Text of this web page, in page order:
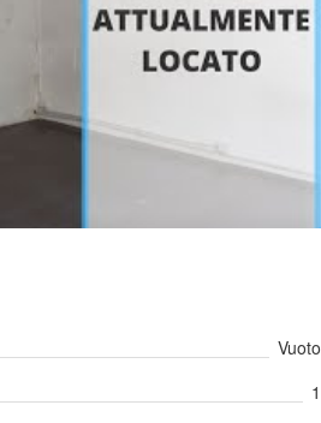
Vuoto
1